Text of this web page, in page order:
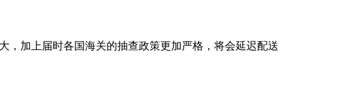
，加上届时各国海关的抽查政策更加严格，将会延迟配送